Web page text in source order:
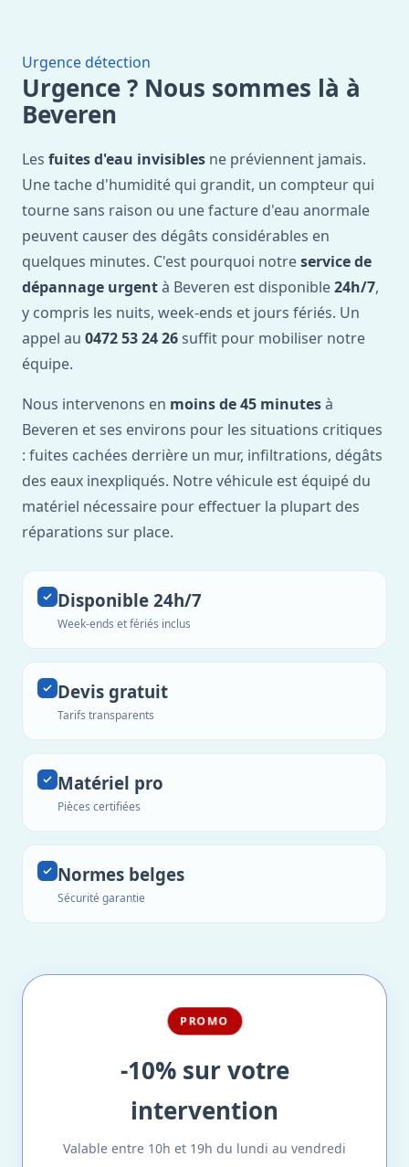
Urgence détection
Urgence ? Nous sommes là à
Beveren
Les fuites d'eau invisibles ne préviennent jamais.
Une tache d'humidité qui grandit, un compteur qui
tourne sans raison ou une facture d'eau anormale
peuvent causer des dégâts considérables en
quelques minutes. C'est pourquoi notreservice de
dépannage urgentà Beveren est disponible24h/7,
y compris les nuits, week-ends et jours fériés. Un
appel au 0472 53 24 26 suffit pour mobiliser notre
équipe.
Nous intervenons en moins de 45 minutesà
Beveren et ses environs pour les situations critiques
: fuites cachées derrière un mur, infiltrations, dégâts
des eaux inexpliqués. Notre véhicule est équipé du
matériel nécessaire pour effectuer la plupart des
réparations sur place.
Disponible 24h/7
Week-ends et fériés inclus
Devis gratuit
Tarifs transparents
Matériel pro
Pièces certifiées
Normes belges
Sécurité garantie
PROMO
-10% sur votre
intervention
Valable entre 10h et 19h du lundi au vendredi